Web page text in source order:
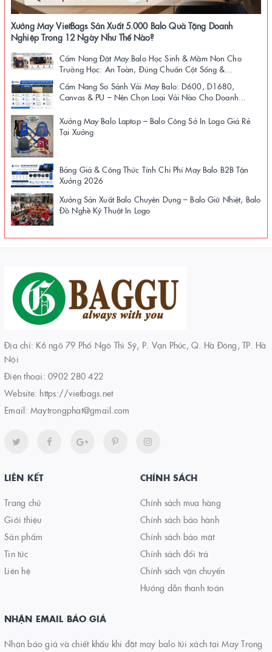
Xưởng May VietBags Sản Xuất 5.000 Balo Quà Tặng Doanh
Nghiệp Trong 12 Ngày Như Thế Nào?
Cẩm Nang Đặt May Balo Học Sinh & Mầm Non Cho
Trường Học: An Toàn, Đúng Chuẩn Cột Sống &...
Cẩm Nang So Sánh Vải May Balo: D600, D1680,
Canvas & PU – Nên Chọn Loại Vải Nào Cho Doanh...
Xưởng May Balo Laptop – Balo Công Sở In Logo Giá Rẻ
Tại Xưởng
Bảng Giá & Công Thức Tính Chi Phí May Balo B2B Tận
Xưởng 2026
Xưởng Sản Xuất Balo Chuyên Dụng – Balo Giữ Nhiệt, Balo
Đồ Nghề Kỹ Thuật In Logo
Địa chỉ: K6 ngõ 79 Phố Ngô Thì Sỹ, P. Vạn Phúc, Q. Hà Đông, TP. Hà
Nội
Điện thoại: 0902 280 422
Website: https://vietbags.net
Email: Maytrongphat@gmail.com
LIÊN KẾT
Trang chủ
Giới thiệu
Sản phẩm
Tin tức
Liên hệ
CHÍNH SÁCH
Chính sách mua hàng
Chính sách bảo hành
Chính sách bảo mật
Chính sách đổi trả
Chính sách vận chuyển
Hướng dẫn thanh toán
NHẬN EMAIL BÁO GIÁ
Nhận báo giá và chiết khấu khi đặt may balo túi xách tại May Trọng